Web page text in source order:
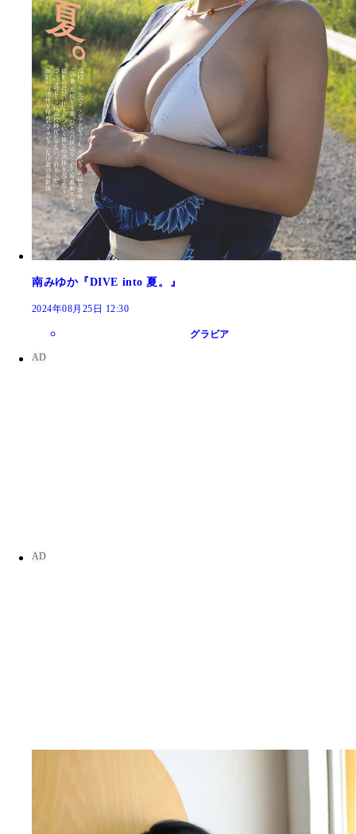
南みゆか『DIVE into 夏。』
2024年08月25日 12:30
グラビア